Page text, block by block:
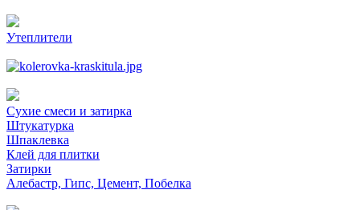
Утеплители
Сухие смеси и затирка
Штукатурка
Шпаклевка
Клей для плитки
Затирки
Алебастр, Гипс, Цемент, Побелка